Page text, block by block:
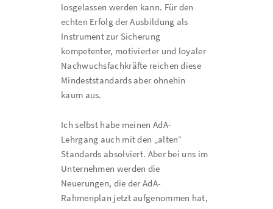
losgelassen werden kann. Für den
echten Erfolg der Ausbildung als
Instrument zur Sicherung
kompetenter, motivierter und loyaler
Nachwuchsfachkräfte reichen diese
Mindeststandards aber ohnehin
kaum aus.
Ich selbst habe meinen AdA-
Lehrgang auch mit den „alten“
Standards absolviert. Aber bei uns im
Unternehmen werden die
Neuerungen, die der AdA-
Rahmenplan jetzt aufgenommen hat,